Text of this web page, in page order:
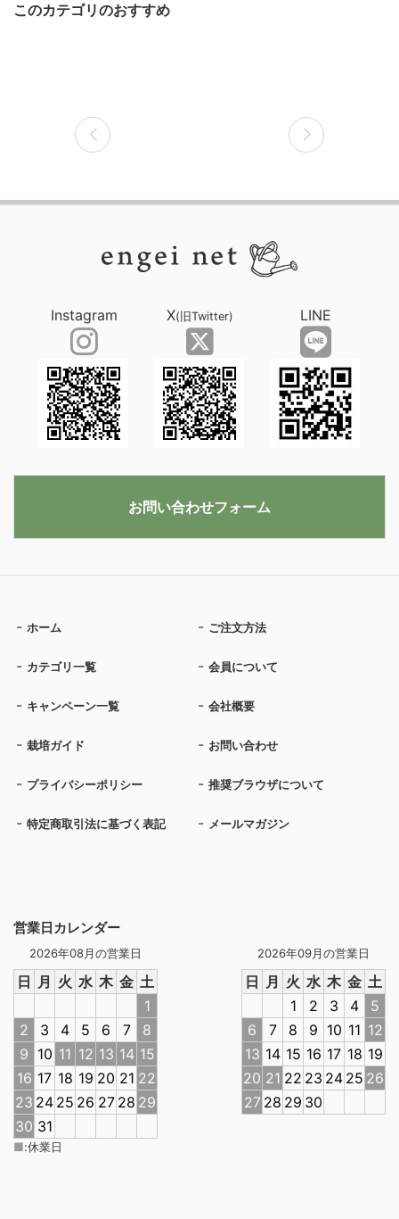
このカテゴリのおすすめ
営業日カレンダー
2026年08月の営業日
日 月 火 水 木 金 土
1
2
3 4 5 6 7
8
9 10 11 12 13 14 15
16 17 18 19 20 21 22
23 24 25 26 27 28 29
30 31
2026年09月の営業日
日 月 火 水 木 金 土
1
2 3 4
5
6
7 8 9 10 11 12
13 14 15 16 17 18 19
20 21 22 23 24 25 26
27 28 29 30
■:休業日
ホーム ご注文方法
カテゴリ一覧 会員について
キャンペーン一覧 会社概要
栽培ガイド お問い合わせ
プライバシーポリシー 推奨ブラウザについて
特定商取引法に基づく表記 メールマガジン
Instagram X(旧Twitter) LINE
お問い合わせフォーム